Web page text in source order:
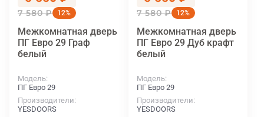
7 580 ₽ 12%
Межкомнатная дверь
ПГ Евро 29 Граф
белый
Модель
ПГ Евро 29
Производители
YESDOORS
7 580 ₽ 12%
Межкомнатная дверь
ПГ Евро 29 Дуб крафт
белый
Модель
ПГ Евро 29
Производители
YESDOORS